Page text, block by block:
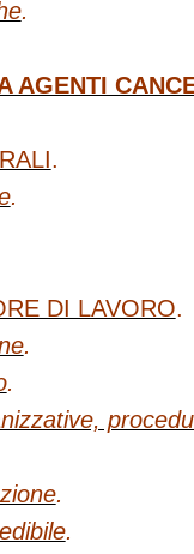
.
AGENTI
.
.
DI LAVORO.
.
.
.
.